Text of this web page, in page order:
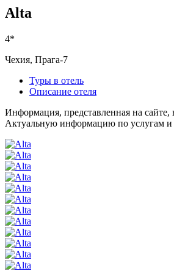
Alta
4*
Чехия, Прага-7
Туры в отель
Описание отеля
Информация, представленная на
Актуальную информацию по услугам и